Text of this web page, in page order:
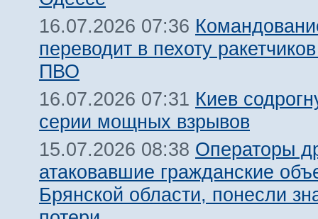
16.07.2026 07:36
переводит в пехоту
ПВО
16.07.2026 07:31 Киев
серии мощных взрывов
15.07.2026 08:38 Операторы
атаковавшие гражданские
Брянской области, понесли